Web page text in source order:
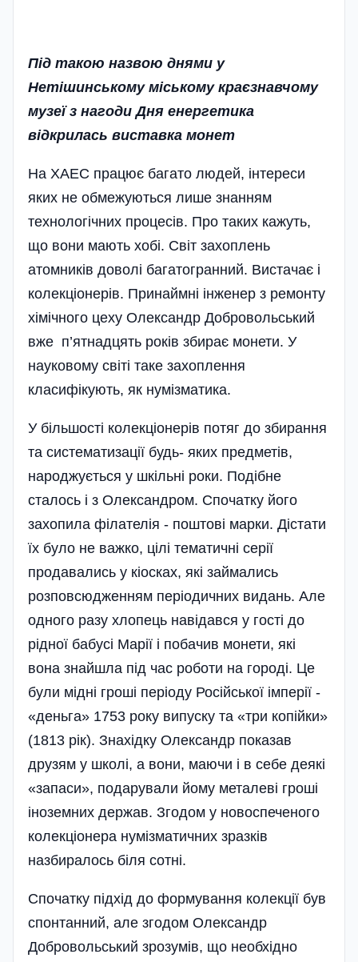
Під такою назвою днями у
Нетішинському міському краєзнавчому
музеї з нагоди Дня енергетика
відкрилась виставка монет
На ХАЕС працює багато людей, інтереси
яких не обмежуються лише знанням
технологічних процесів. Про таких кажуть,
що вони мають хобі. Світ захоплень
атомників доволі багато­гранний. Вистачає і
колекціонерів. Принаймні інженер з ремонту
хімічного цеху Олександр Добровольський
вже п’ятнадцять років збирає монети. У
науковому світі таке захоплення
класифікують, як нумізматика.
У більшості колекціонерів потяг до збирання
та систематизації будь- яких предметів,
народжується у шкільні роки. Подібне
сталось і з Олександром. Спочатку його
захопила філателія - поштові марки. Дістати
їх було не важко, цілі тематичні серії
продавались у кіосках, які займались
розповсюдженням періодичних видань. Але
одного разу хлопець навідався у гості до
рідної бабусі Марії і побачив монети, які
вона знайшла під час роботи на городі. Це
були мідні гроші періоду Російської імперії -
«деньга» 1753 року випуску та «три копійки»
(1813 рік). Знахідку Олександр показав
друзям у школі, а вони, маючи і в себе деякі
«запаси», подарували йому металеві гроші
іноземних держав. Згодом у новоспеченого
колекціонера нумізматичних зразків
назбиралось біля сотні.
Спочатку підхід до формування колекції був
спонтанний, але згодом Олександр
Добровольський зрозумів, що необхідно